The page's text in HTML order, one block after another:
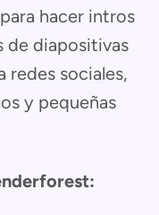
hacer intros
de diapositivas
redes sociales,
y pequeñas